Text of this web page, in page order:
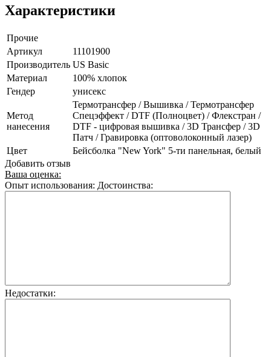
Характеристики
Прочие
Артикул
11101900
Производитель US Basic
Материал
100% хлопок
Гендер
унисекс
Метод
нанесения
Термотрансфер / Вышивка / Термотрансфер
Спецэффект / DTF (Полноцвет) / Флекстран /
DTF - цифровая вышивка / 3D Трансфер / 3D
Патч / Гравировка (оптоволоконный лазер)
Цвет
Бейсболка "New York" 5-ти панельная, белый
Добавить отзыв
Ваша оценка:
Опыт использования: Достоинства:
Недостатки: